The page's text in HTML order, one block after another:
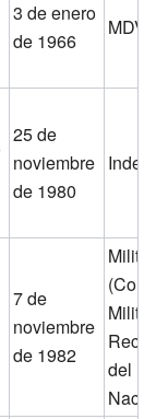
3 de enero
de 1966
25 de
noviembre
de 1980
7 de
noviembre
de 1982
Militar
del